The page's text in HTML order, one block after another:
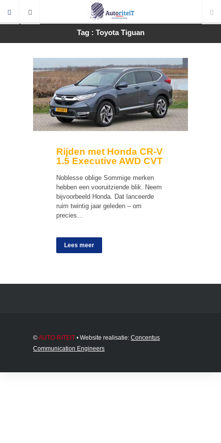
Tag : Toyota Tiguan
Rijden met Honda CR-V
1.5 Executive AWD CVT
Noblesse oblige Sommige merken
hebben een vooruitziende blik. Neem
bijvoorbeeld Honda. Dat lanceerde
ruim twintig jaar geleden – om
precies…
Lees meer
©AUTO-RITEIT • Website realisatie:Concentus
Communication Engineers